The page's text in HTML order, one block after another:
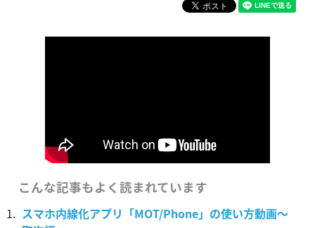
こんな記事もよく読まれています
スマホ内線化アプリ「MOT/Phone」の使い方動画～